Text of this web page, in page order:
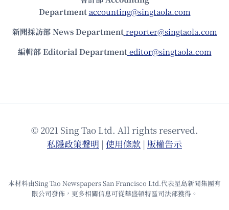
Department accounting@singtaola.com
新聞採訪部 News Department reporter@singtaola.com
編輯部 Editorial Department editor@singtaola.com
© 2021 Sing Tao Ltd. All rights reserved.
私隱政策聲明 | 使⽤條款 | 版權告⽰
本材料由Sing Tao Newspapers San Francisco Ltd.代表星島新聞集團有
限公司發佈，更多相關信息可從華盛頓特區司法部獲得。